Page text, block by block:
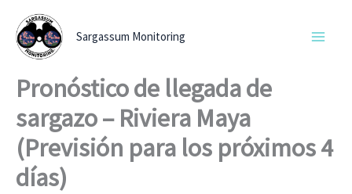
contenido
Sargassum Monitoring
Pronóstico de llegada de
sargazo – Riviera Maya
(Previsión para los próximos 4
días)